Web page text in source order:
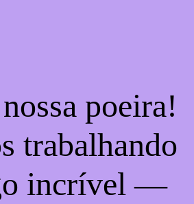
poeira!
trabalhando
incrível —